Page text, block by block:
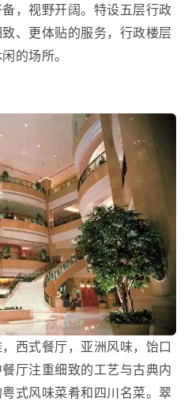
，视野开阔。特设五层行政
、更体贴的服务，行政楼层
的场所。
式餐厅，亚洲风味，饴口
厅注重细致的工艺与古典内
式风味菜肴和四川名菜。翠